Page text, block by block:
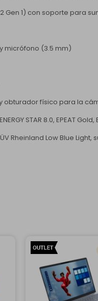
Gen 1) con soporte para
micrófono (3.5 mm)
obturador físico para la
STAR 8.0, EPEAT Gold,
Rheinland Low Blue